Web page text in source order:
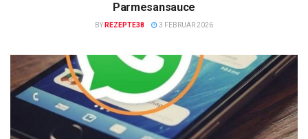
Parmesansauce
BY REZEPTE38 3 FEBRUAR 2026